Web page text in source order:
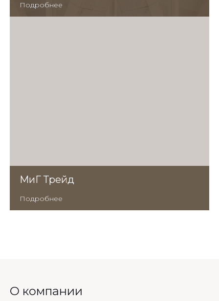
Подробнее
МиГ Трейд
Подробнее
О компании